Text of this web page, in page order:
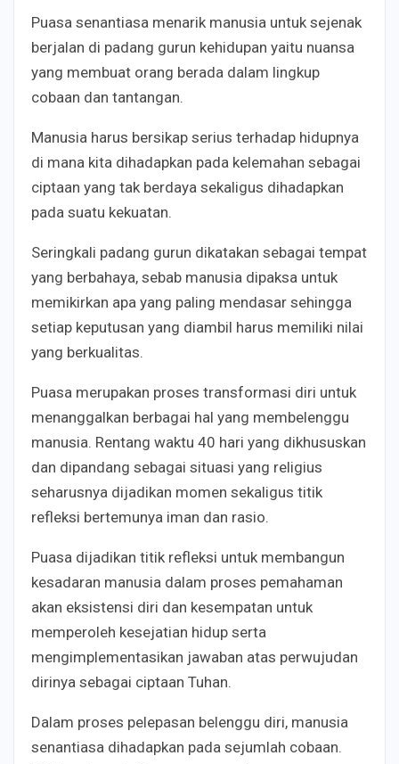
Puasa senantiasa menarik manusia untuk sejenak
berjalan di padang gurun kehidupan yaitu nuansa
yang membuat orang berada dalam lingkup
cobaan dan tantangan.
Manusia harus bersikap serius terhadap hidupnya
di mana kita dihadapkan pada kelemahan sebagai
ciptaan yang tak berdaya sekaligus dihadapkan
pada suatu kekuatan.
Seringkali padang gurun dikatakan sebagai tempat
yang berbahaya, sebab manusia dipaksa untuk
memikirkan apa yang paling mendasar sehingga
setiap keputusan yang diambil harus memiliki nilai
yang berkualitas.
Puasa merupakan proses transformasi diri untuk
menanggalkan berbagai hal yang membelenggu
manusia. Rentang waktu 40 hari yang dikhususkan
dan dipandang sebagai situasi yang religius
seharusnya dijadikan momen sekaligus titik
refleksi bertemunya iman dan rasio.
Puasa dijadikan titik refleksi untuk membangun
kesadaran manusia dalam proses pemahaman
akan eksistensi diri dan kesempatan untuk
memperoleh kesejatian hidup serta
mengimplementasikan jawaban atas perwujudan
dirinya sebagai ciptaan Tuhan.
Dalam proses pelepasan belenggu diri, manusia
senantiasa dihadapkan pada sejumlah cobaan.